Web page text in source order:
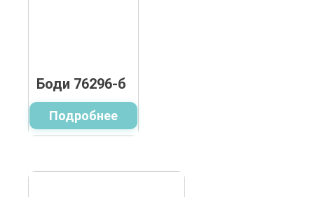
Боди 76296-б
Подробнее